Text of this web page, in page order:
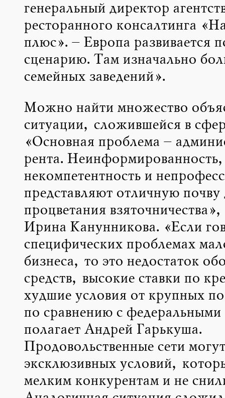
генеральный директор
ресторанного консалтинга
плюс». – Европа развивается
сценарию. Там изначально
семейных заведений».
Можно найти множество
ситуации, сложившейся в
«Основная проблема –
рента. Неинформированность,
некомпетентность и
представляют отличную почву
процветания взяточничества»,
Ирина Канунникова. «Если
специфических проблемах
бизнеса, то это недостаток
средств, высокие ставки по
худшие условия от крупных
по сравнению с
полагает Андрей Гарькуша.
Продовольственные сети
эксклюзивных условий,
мелким конкурентам и не